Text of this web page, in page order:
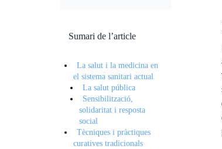
Sumari de l’article
La salut i la medicina en
el sistema sanitari actual
La salut pública
Sensibilització,
solidaritat i resposta
social
Tècniques i pràctiques
curatives tradicionals